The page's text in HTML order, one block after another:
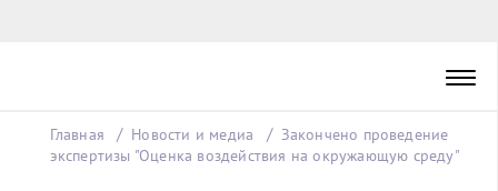
Главная Новости и медиа
Закончено проведение
экспертизы "Оценка воздействия на окружающую среду"